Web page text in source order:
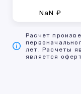
NaN ₽
Расчет
лет. Расчеты
является